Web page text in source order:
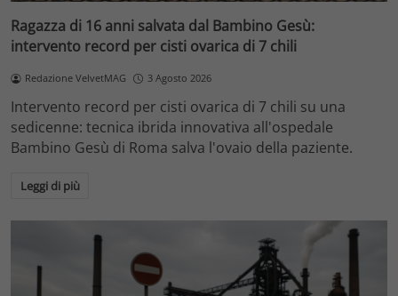
Ragazza di 16 anni salvata dal Bambino Gesù:
intervento record per cisti ovarica di 7 chili
Redazione VelvetMAG 3 Agosto 2026
Intervento record per cisti ovarica di 7 chili su una
sedicenne: tecnica ibrida innovativa all'ospedale
Bambino Gesù di Roma salva l'ovaio della paziente.
Leggi di più